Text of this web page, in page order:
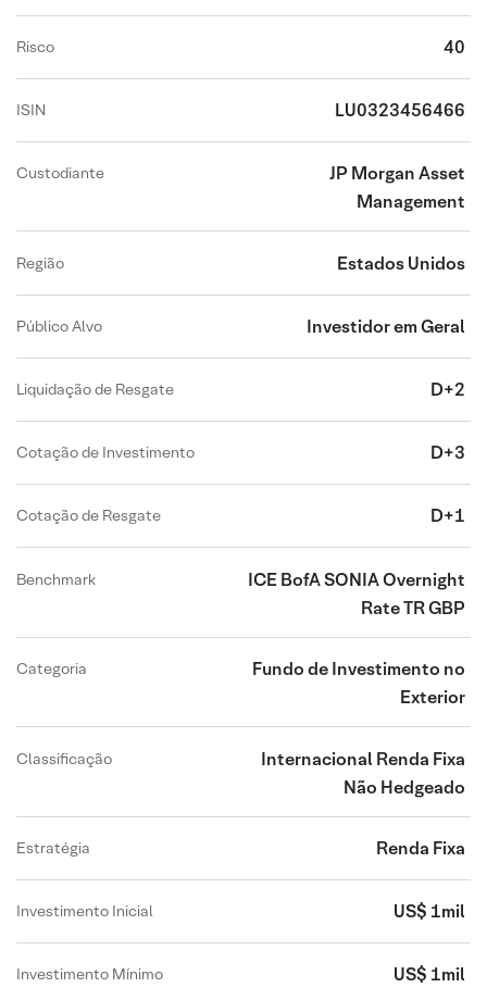
Risco 40
ISIN LU0323456466
Custodiante
JP Morgan Asset
Management
Região Estados Unidos
Público Alvo Investidor em Geral
Liquidação de Resgate D+2
Cotação de Investimento D+3
Cotação de Resgate D+1
Benchmark
ICE BofA SONIA Overnight
Rate TR GBP
Categoria
Fundo de Investimento no
Exterior
Classificação
Internacional Renda Fixa
Não Hedgeado
Estratégia Renda Fixa
Investimento Inicial US$ 1mil
Investimento Mínimo US$ 1mil